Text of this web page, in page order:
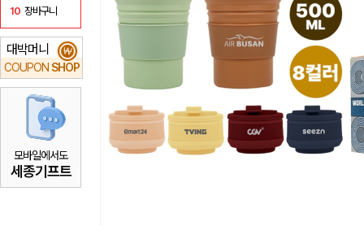
10 장바구니
대박머니
COUPON SHOP
₩
모바일에서도
세종기프트